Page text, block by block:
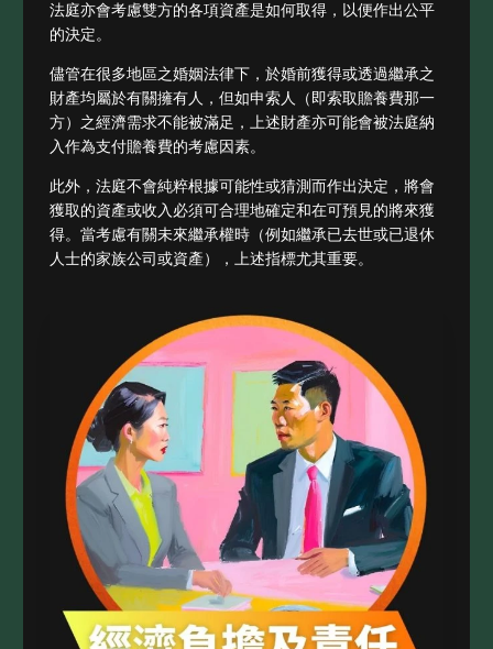
法庭亦會考慮雙方的各項資產是如何取得，以便作出公平
的決定。
儘管在很多地區之婚姻法律下，於婚前獲得或透過繼承之
財產均屬於有關擁有人，但如申索人（即索取贍養費那一
方）之經濟需求不能被滿足，上述財產亦可能會被法庭納
入作為支付贍養費的考慮因素。
此外，法庭不會純粹根據可能性或猜測而作出決定，將會
獲取的資產或收入必須可合理地確定和在可預見的將來獲
得。當考慮有關未來繼承權時（例如繼承已去世或已退休
人士的家族公司或資產），上述指標尤其重要。